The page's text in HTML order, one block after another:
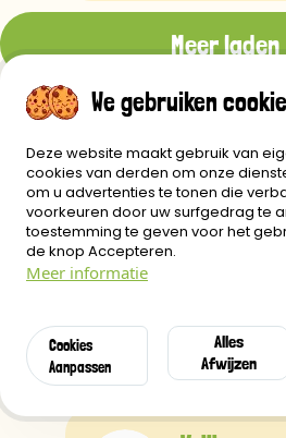
Meer laden
Gratis
verzending
binnen 24 Uur
We gebruiken
Deze website maakt gebruik van
cookies van derden om onze
om u advertenties te tonen die
voorkeuren door uw surfgedrag te
toestemming te geven voor het
de knop Accepteren.
Meer informatie
Cookies
Aanpassen
Alles
Afwijzen